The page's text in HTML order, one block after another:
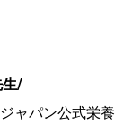
生/
ャパン公式栄養